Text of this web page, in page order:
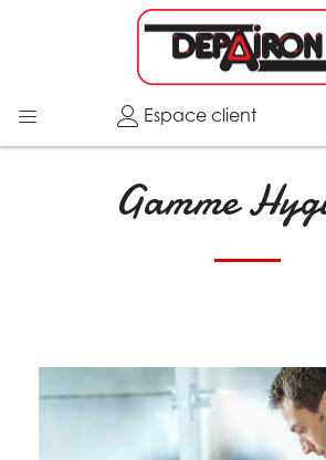
Espace client
Gamme